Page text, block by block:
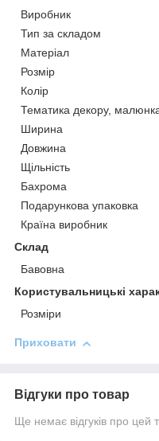
Виробник
Тип за складом
Матеріал
Розмір
Колір
Тематика декору,
Ширина
Довжина
Щільність
Бахрома
Подарункова упаковка
Країна виробник
Склад
Бавовна
Користувальницькі
Розміри
Приховати
Відгуки про товар
Ще немає відгуків про цей